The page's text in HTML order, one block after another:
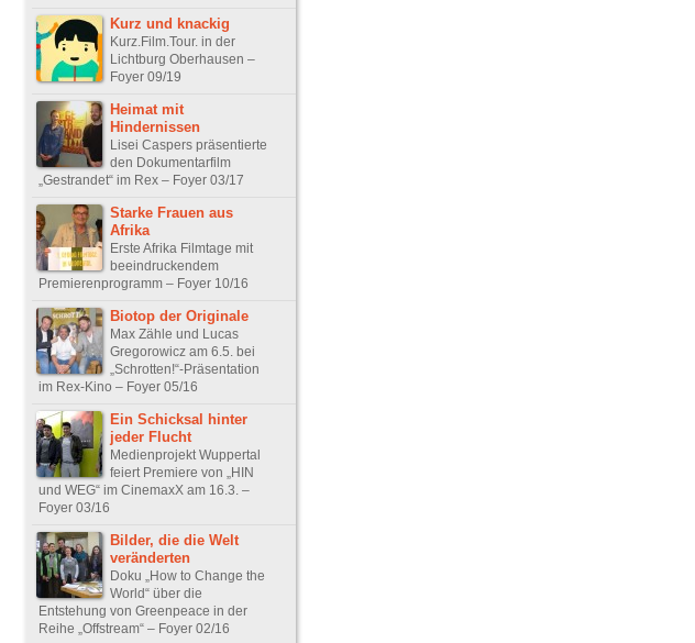
Kurz und knackig
Kurz.Film.Tour. in der
Lichtburg Oberhausen –
Foyer 09/19
Heimat mit
Hindernissen
Lisei Caspers präsentierte
den Dokumentarfilm
„Gestrandet“ im Rex – Foyer 03/17
Starke Frauen aus
Afrika
Erste Afrika Filmtage mit
beeindruckendem
Premierenprogramm – Foyer 10/16
Biotop der Originale
Max Zähle und Lucas
Gregorowicz am 6.5. bei
„Schrotten!“-Präsentation
im Rex-Kino – Foyer 05/16
Ein Schicksal hinter
jeder Flucht
Medienprojekt Wuppertal
feiert Premiere von „HIN
und WEG“ im CinemaxX am 16.3. –
Foyer 03/16
Bilder, die die Welt
veränderten
Doku „How to Change the
World“ über die
Entstehung von Greenpeace in der
Reihe „Offstream“ – Foyer 02/16